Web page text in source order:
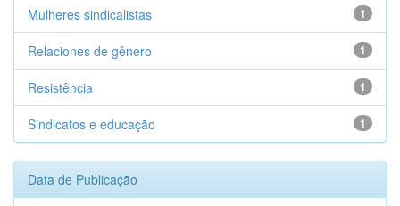
1
Mulheres sindicalistas
1
Relaciones de gênero
1
Resistência
1
Sindicatos e educação
Data de Publicação